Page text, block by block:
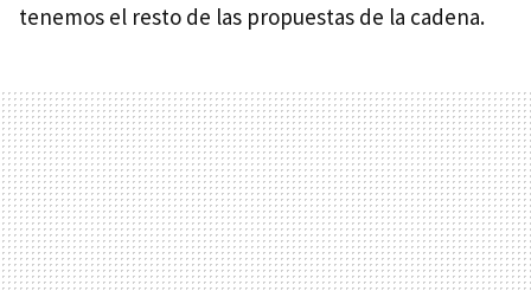
tenemos el resto de las propuestas de la cadena.